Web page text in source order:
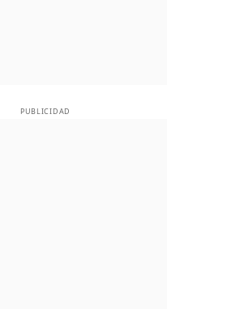
PUBLICIDAD